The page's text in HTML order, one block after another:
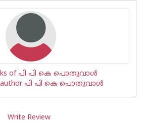
of പി പി കെ പൊതുവാള്‍
author പി പി കെ പൊതുവാള്‍
Write Review